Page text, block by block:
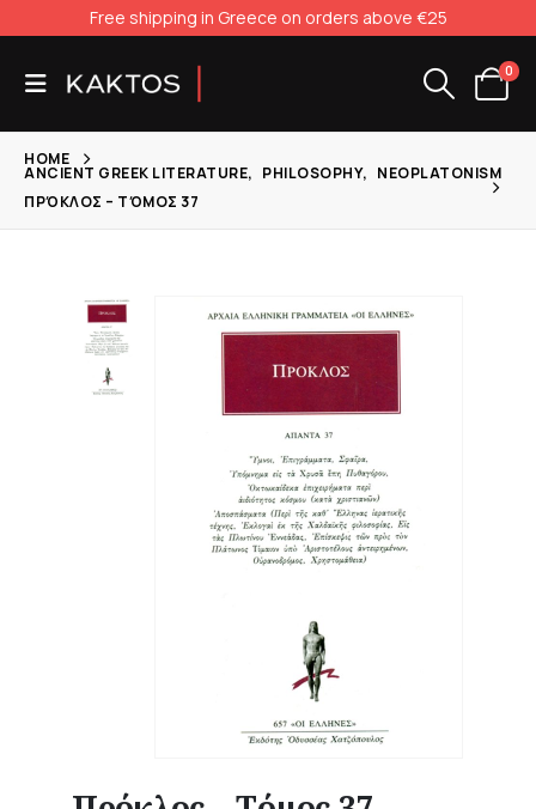
Free shipping in Greece on orders above €25
0
HOME
ANCIENT GREEK LITERATURE, PHILOSOPHY, NEOPLATONISM
ΠΡΌΚΛΟΣ – ΤΌΜΟΣ 37